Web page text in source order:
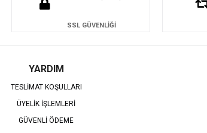
SSL GÜVENLİĞİ
YARDIM
TESLİMAT KOŞULLARI
ÜYELİK İŞLEMLERİ
GÜVENLİ ÖDEME